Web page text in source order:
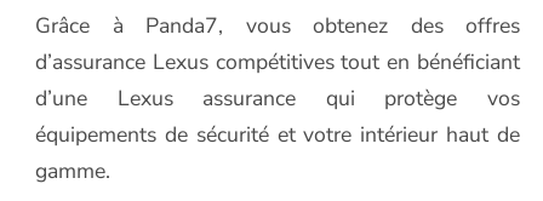
Grâce à Panda7, vous obtenez des offres
d’assurance Lexus compétitives tout en bénéficiant
d’une Lexus assurance qui protège vos
équipements de sécurité et votre intérieur haut de
gamme.